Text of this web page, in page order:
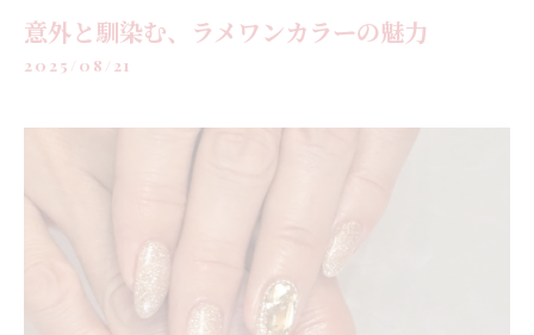
意外と馴染む、ラメワンカラーの魅力
2025/08/21